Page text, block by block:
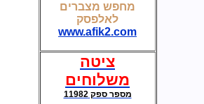
מצברים לאל פסק-UPS
מחפש מצברים
לאלפסק
www.afik2.com
ציטה
משלוחים
מספר ספק 11982